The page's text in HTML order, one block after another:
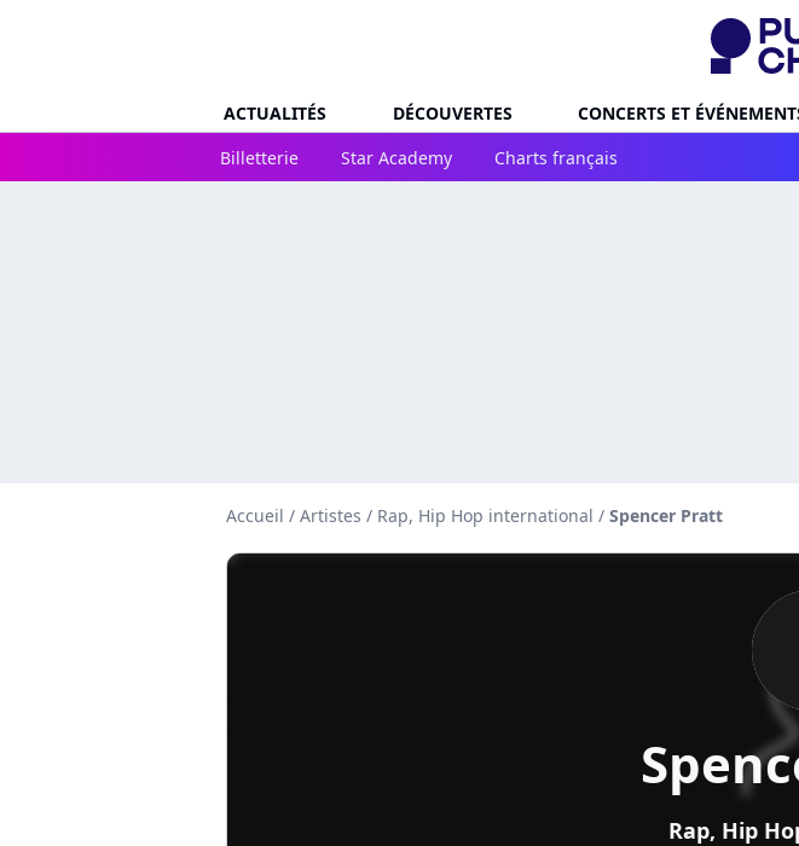
ACTUALITÉS DÉCOUVERTES CONCERTS ET
Billetterie
Star Academy Charts français
Accueil / Artistes / Rap, Hip Hop international / Spencer Pratt
Rap, Hip